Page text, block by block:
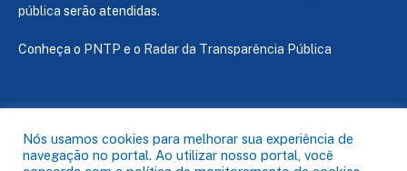
pública serão atendidas.
Conheça o PNTP e o Radar da Transparência Pública
Todos os direitos reservados a Câmara de Capanema
Nós usamos cookies para melhorar sua experiência de
navegação no portal. Ao utilizar nosso portal, você